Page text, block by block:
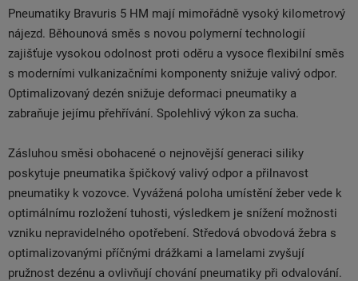
Pneumatiky Bravuris 5 HM mají mimořádně vysoký kilometrový
nájezd. Běhounová směs s novou polymerní technologií
zajišťuje vysokou odolnost proti oděru a vysoce flexibilní směs
s moderními vulkanizačními komponenty snižuje valivý odpor.
Optimalizovaný dezén snižuje deformaci pneumatiky a
zabraňuje jejímu přehřívání. Spolehlivý výkon za sucha.
Zásluhou směsi obohacené o nejnovější generaci siliky
poskytuje pneumatika špičkový valivý odpor a přilnavost
pneumatiky k vozovce. Vyvážená poloha umístění žeber vede k
optimálnímu rozložení tuhosti, výsledkem je snížení možnosti
vzniku nepravidelného opotřebení. Středová obvodová žebra s
optimalizovanými příčnými drážkami a lamelami zvyšují
pružnost dezénu a ovlivňují chování pneumatiky při odvalování.